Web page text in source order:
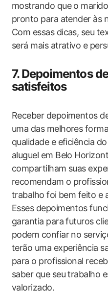
mostrando que o
pronto para atender às
Com essas dicas, seu
será mais atrativo e
7. Depoimentos
satisfeitos
Receber depoimentos
uma das melhores
qualidade e eficiência
aluguel em Belo
compartilham suas
recomendam o
trabalho foi bem feito e
Esses depoimentos
garantia para futuros
podem confiar no
terão uma experiência
para o profissional
saber que seu trabalho
valorizado.